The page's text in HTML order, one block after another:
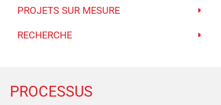
PROJETS SUR MESURE
RECHERCHE
PROCESSUS